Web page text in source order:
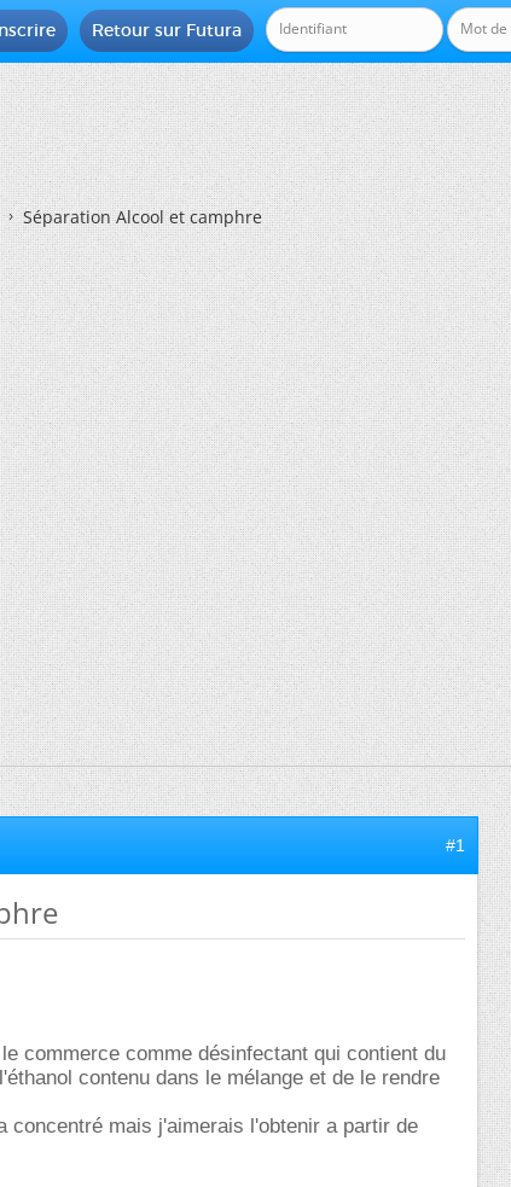
Retour sur Futura
Séparation Alcool et camphre
#1
commerce comme désinfectant qui contient du
contenu dans le mélange et de le rendre
concentré mais j'aimerais l'obtenir a partir de